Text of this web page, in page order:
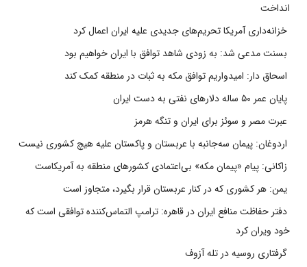
انداخت
خزانه‌داری آمریکا تحریم‌های جدیدی علیه ایران اعمال کرد
بسنت مدعی شد: به زودی شاهد توافق با ایران خواهیم بود
اسحاق دار: امیدواریم توافق مکه به ثبات در منطقه کمک کند
پایان عمر ۵۰ ساله دلارهای نفتی به دست ایران
عبرت مصر و سوئز برای ایران و تنگه هرمز
اردوغان: پیمان سه‌جانبه با عربستان و پاکستان علیه هیچ کشوری نیست
زاکانی: پیام «پیمان مکه» بی‌اعتمادی کشورهای منطقه به آمریکاست
یمن: هر کشوری که در کنار عربستان قرار بگیرد، متجاوز است
دفتر حفاظت منافع ایران در قاهره: ترامپ التماس‌کننده توافقی است که
خود ویران کرد
گرفتاری روسیه در تله آزوف